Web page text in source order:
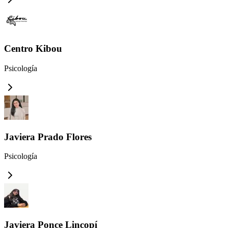
Centro Kibou
Psicología
Javiera Prado Flores
Psicología
Javiera Ponce Lincopí